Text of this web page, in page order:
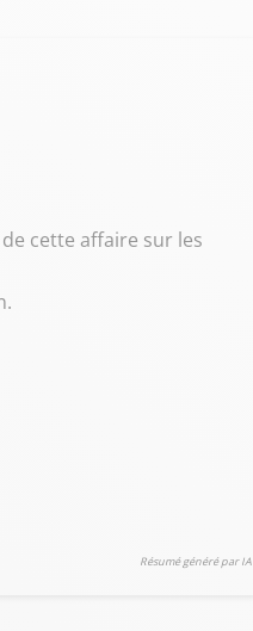
cette affaire sur les
Résumé généré par IA